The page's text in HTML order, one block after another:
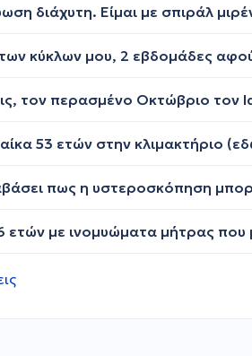
πως η υστεροσκόπηση